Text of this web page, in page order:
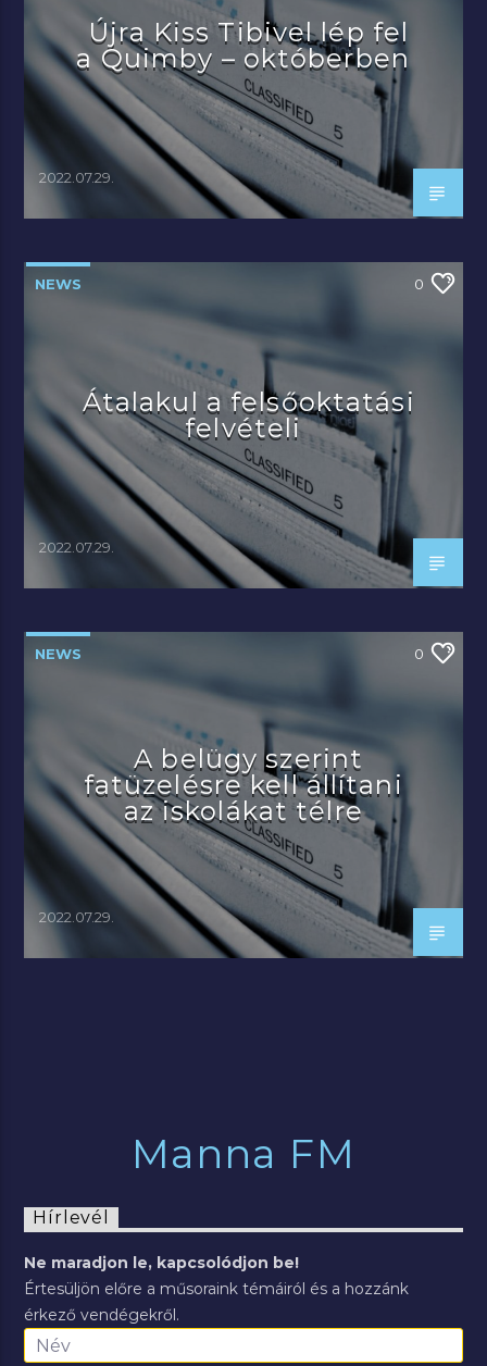
Újra Kiss Tibivel lép fel
a Quimby – októberben
2022.07.29.
NEWS 0
Átalakul a felsőoktatási
felvételi
2022.07.29.
NEWS 0
A belügy szerint
fatüzelésre kell állítani
az iskolákat télre
2022.07.29.
Manna FM
Hírlevél
Ne maradjon le, kapcsolódjon be!
Értesüljön előre a műsoraink témáiról és a hozzánk
érkező vendégekről.